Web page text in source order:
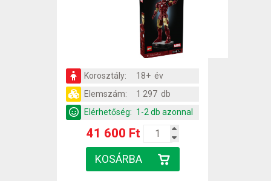
Korosztály:
18+ év
Elemszám:
1 297 db
Elérhetőség: 1-2 db azonnal
41 600 Ft